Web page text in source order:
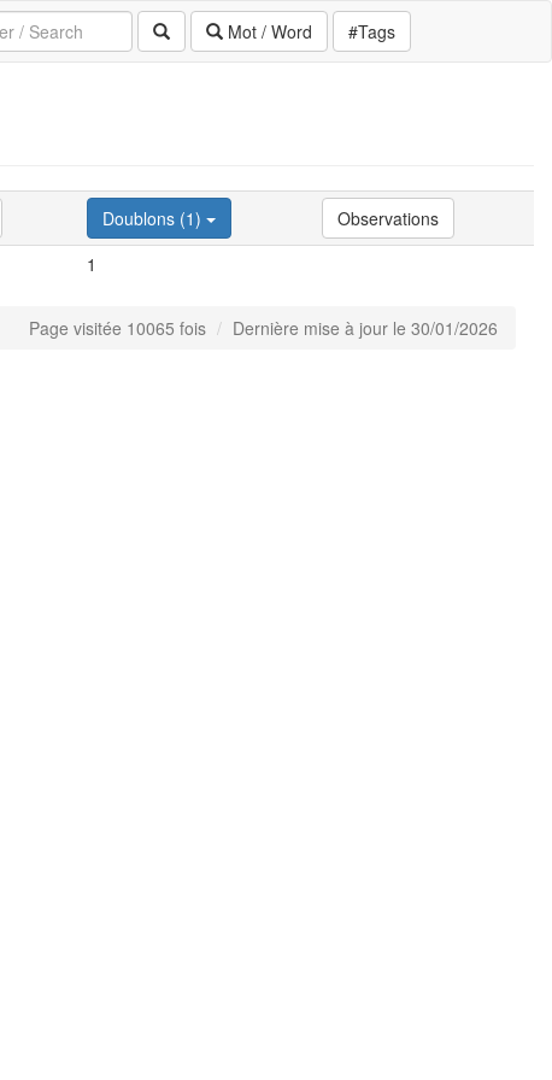
Mot / Word #Tags
Doublons (1)
Observations
1
Page visitée 10065 fois Dernière mise à jour le 30/01/2026